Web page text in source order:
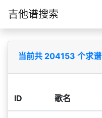
吉他谱搜索
当前共 204153 个求谱
ID 歌名